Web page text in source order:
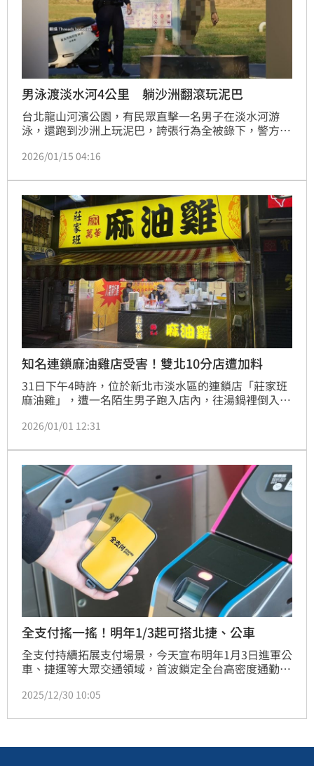
男泳渡淡水河4公里 躺沙洲翻滾玩泥巴
台北龍山河濱公園，有民眾直擊一名男子在淡水河游
泳，還跑到沙洲上玩泥巴，誇張行為全被錄下，警方到
了4公里，在新北華翠大橋上岸。對此，新北市觀旅局
2026/01/15 04:16
知名連鎖麻油雞店受害！雙北10分店遭加料
31日下午4時許，位於新北市淡水區的連鎖店「莊家班
麻油雞」，遭一名陌生男子跑入店內，往湯鍋裡倒入不
現男子倒入鍋內的是一包「台糖貳號砂糖」，立即調閱
多，逮捕涉案的22歲江姓男子，犯案動機與原因還要進
一步釐清。
2026/01/01 12:31
全支付搖一搖！明年1/3起可搭北捷、公車
全支付持續拓展支付場景，今天宣布明年1月3日進軍公
車、捷運等大眾交通領域，首波鎖定全台高密度通勤族
可「搖一搖」使用「乘車碼」功能搭乘台北捷運與雙北
2025/12/30 10:05